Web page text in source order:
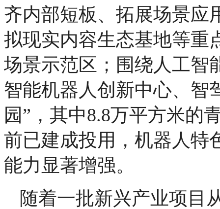
齐内部短板、拓展场景应
拟现实内容生态基地等重
场景示范区；围绕人工智
智能机器人创新中心、智
园”，其中8.8万平方米的
前已建成投用，机器人特
能力显著增强。
随着一批新兴产业项目